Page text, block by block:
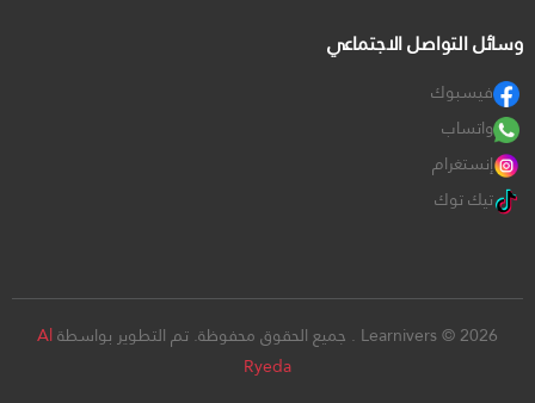
وسائل التواصل الاجتماعي
فيسبوك
واتساب
إنستغرام
تيك توك
Learnivers © 2026 . جميع الحقوق محفوظة. تم التطوير بواسطة
Al
Ryeda